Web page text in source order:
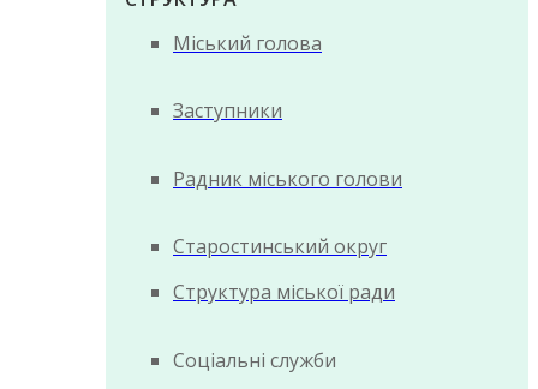
Міський голова
Заступники
Радник міського голови
Старостинський округ
Структура міської ради
Соціальні служби